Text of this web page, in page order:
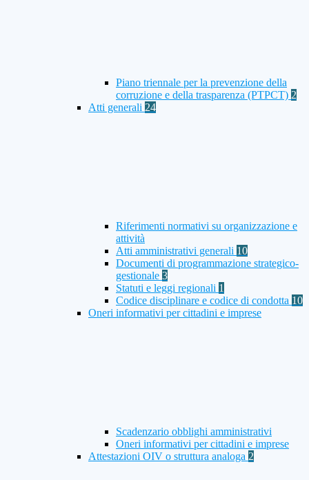
Piano triennale per la prevenzione della
corruzione e della trasparenza (PTPCT) 2
Atti generali 24
Riferimenti normativi su organizzazione e
attività
Atti amministrativi generali 10
Documenti di programmazione strategico-
gestionale 3
Statuti e leggi regionali 1
Codice disciplinare e codice di condotta 10
Oneri informativi per cittadini e imprese
Scadenzario obblighi amministrativi
Oneri informativi per cittadini e imprese
Attestazioni OIV o struttura analoga 2